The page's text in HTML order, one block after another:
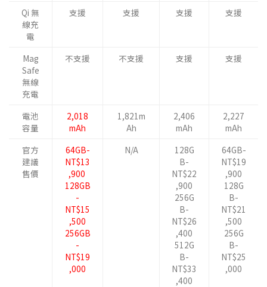
Qi 無
線充
電
支援 支援 支援 支援
Mag
Safe
無線
充電
不支援 不支援 支援 支援
電池
容量
2,018
mAh
1,821m
Ah
2,406
mAh
2,227
mAh
官方
建議
售價
64GB-
NT$13
,900
128GB
-
NT$15
,500
256GB
-
NT$19
,000
N/A
128G
B-
NT$22
,900
256G
B-
NT$26
,400
512G
B-
NT$33
,400
64GB-
NT$19
,900
128G
B-
NT$21
,500
256G
B-
NT$25
,000